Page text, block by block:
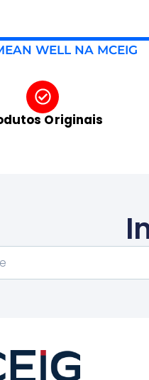
WELL NA MCEIG
Originais